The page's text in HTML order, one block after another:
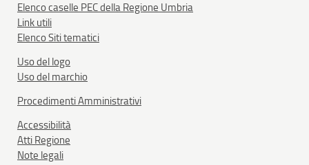
Elenco caselle PEC della Regione Umbria
Link utili
Elenco Siti tematici
Uso del logo
Uso del marchio
Procedimenti Amministrativi
Accessibilità
Atti Regione
Note legali